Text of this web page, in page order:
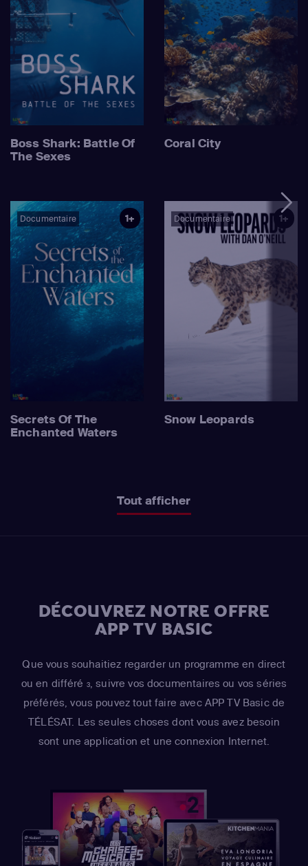
Boss Shark: Battle Of
The Sexes
Coral City
Documentaire 1+
Secrets Of The
Enchanted Waters
Documentaire 1+
Snow Leopards
Tout afficher
DÉCOUVREZ NOTRE OFFRE
APP TV BASIC
Que vous souhaitiez regarder un programme en direct
ou en différé 3, suivre vos documentaires ou vos séries
préférés, vous pouvez tout faire avec APP TV Basic de
TÉLÉSAT. Les seules choses dont vous avez besoin
sont une application et une connexion Internet.